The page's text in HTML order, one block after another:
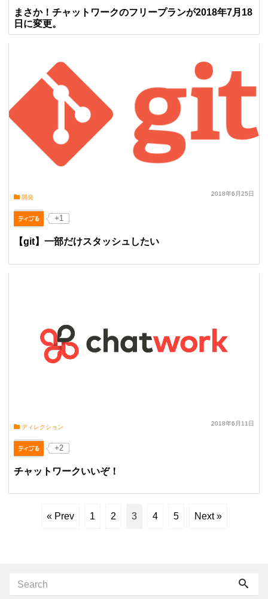
まさか！チャットワークのフリープランが2018年7月18
日に変更。
2018年6月25日
開発
+1
【git】一部だけスタッシュしたい
2018年6月11日
ディレクション
+2
チャットワークいいぞ！
« Prev 1 2 3 4 5 Next »